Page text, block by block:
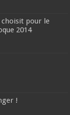
pour le
2014
!